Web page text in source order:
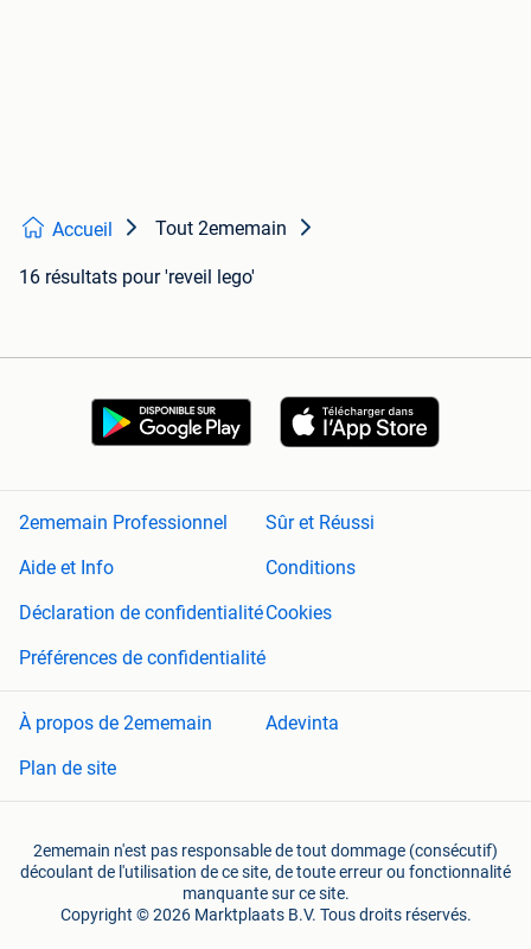
Accueil Tout 2ememain
16 résultats pour 'reveil lego'
2ememain Professionnel
Sûr et Réussi
Aide et Info
Conditions
Déclaration de confidentialitéCookies
Préférences de confidentialité
À propos de 2ememain
Adevinta
Plan de site
2ememain n'est pas responsable de tout dommage (consécutif)
découlant de l'utilisation de ce site, de toute erreur ou fonctionnalité
manquante sur ce site.
Copyright © 2026 Marktplaats B.V. Tous droits réservés.